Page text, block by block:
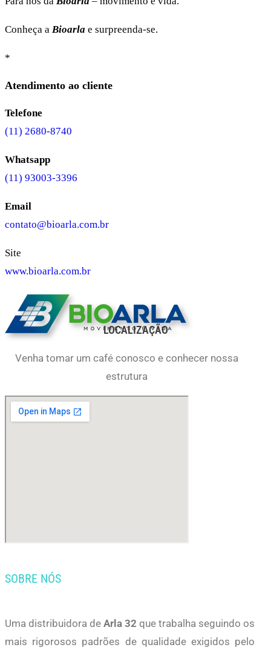
Conheça a Bioarla e surpreenda-se.
*
Atendimento ao cliente
Telefone
(11) 2680-8740
Whatsapp
(11) 93003-3396
Email
contato@bioarla.com.br
Site
www.bioarla.com.br
LOCALIZAÇÃO
Venha tomar um café conosco e conhecer nossa
estrutura
SOBRE NÓS
Uma distribuidora deArla 32 que trabalha seguindo os
mais rigorosos padrões de qualidade exigidos pelo